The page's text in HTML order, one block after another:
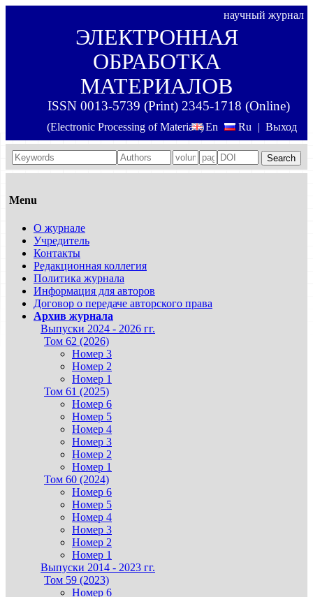
научный журнал
ЭЛЕКТРОННАЯ
ОБРАБОТКА
МАТЕРИАЛОВ
ISSN 0013-5739 (Print) 2345-1718 (Online)
(Electronic Processing of Materials) Выход
En Ru |
Search
Menu
О журнале
Учредитель
Контакты
Редакционная коллегия
Политика журнала
Информация для авторов
Договор о передаче авторского права
Архив журнала
Выпуски 2024 - 2026 гг.
Том 62 (2026)
Номер 3
Номер 2
Номер 1
Том 61 (2025)
Номер 6
Номер 5
Номер 4
Номер 3
Номер 2
Номер 1
Том 60 (2024)
Номер 6
Номер 5
Номер 4
Номер 3
Номер 2
Номер 1
Выпуски 2014 - 2023 гг.
Том 59 (2023)
Номер 6